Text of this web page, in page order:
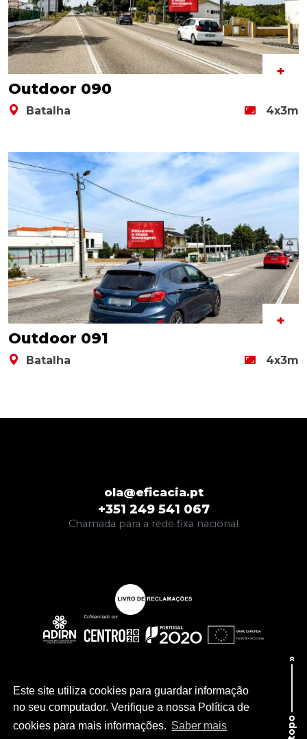
Este site utiliza cookies para guardar informação
no seu computador. Verifique a nossa Política de
cookies para mais informações. Saber mais
+
Outdoor 090
Batalha 4x3m
+
Outdoor 091
Batalha 4x3m
ola@eficacia.pt
+351 249 541 067
Chamada para a rede fixa nacional